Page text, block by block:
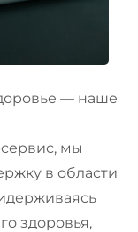
— наше
мы
в области
здоровья,